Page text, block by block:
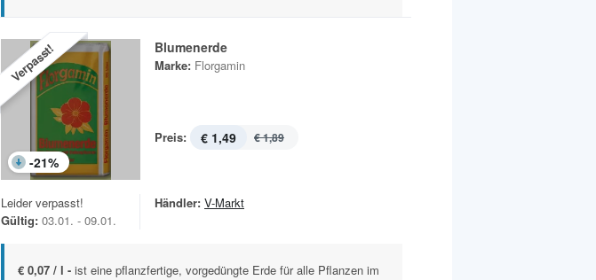
Verpasst!
-21%
Blumenerde
Marke: Florgamin
Preis: € 1,49 € 1,89
Leider verpasst!
Gültig: 03.01. - 09.01.
Händler: V-Markt
€ 0,07 / l - ist eine pflanzfertige, vorgedüngte Erde für alle Pflanzen im